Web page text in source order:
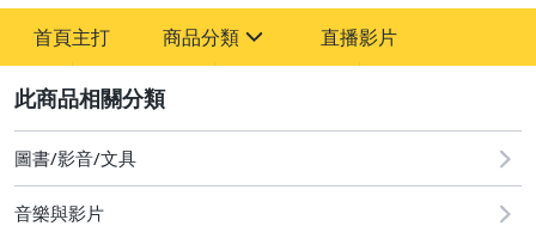
首頁主打 商品分類
圖書/影音/文具
直播影片
圖書/影音/文具
音樂與影片